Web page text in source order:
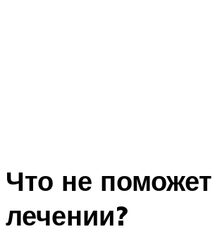
Что не
лечении?